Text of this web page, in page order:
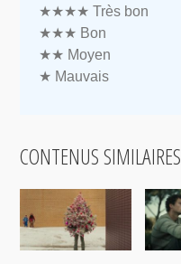
★★★★ Très bon
★★★ Bon
★★ Moyen
★ Mauvais
CONTENUS SIMILAIRES